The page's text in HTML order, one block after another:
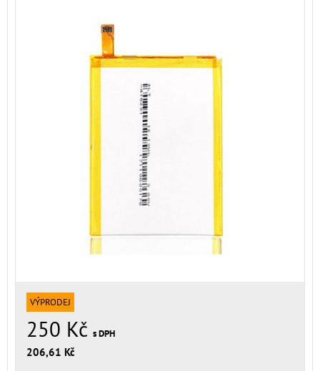
VÝPRODEJ
250 Kč s DPH
206,61 Kč